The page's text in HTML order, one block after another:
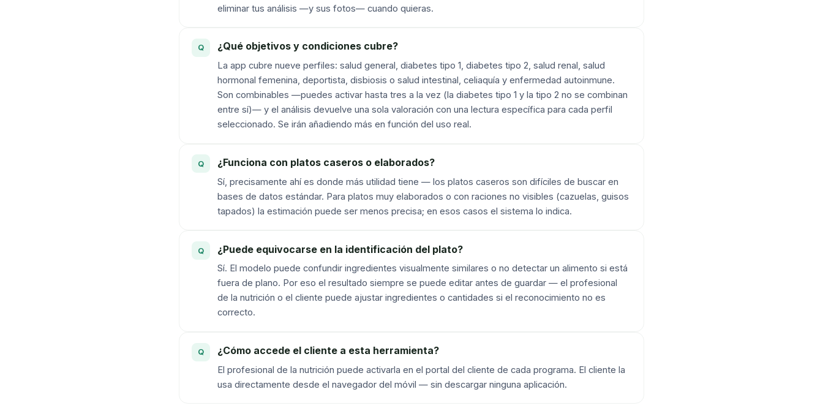
eliminar tus análisis —y sus fotos— cuando quieras.
¿Qué objetivos y condiciones cubre?
La app cubre nueve perfiles: salud general, diabetes tipo 1, diabetes tipo 2, salud renal, salud
hormonal femenina, deportista, disbiosis o salud intestinal, celiaquía y enfermedad autoinmune.
Son combinables —puedes activar hasta tres a la vez (la diabetes tipo 1 y la tipo 2 no se combinan
entre sí)— y el análisis devuelve una sola valoración con una lectura específica para cada perfil
seleccionado. Se irán añadiendo más en función del uso real.
¿Funciona con platos caseros o elaborados?
Sí, precisamente ahí es donde más utilidad tiene — los platos caseros son difíciles de buscar en
bases de datos estándar. Para platos muy elaborados o con raciones no visibles (cazuelas, guisos
tapados) la estimación puede ser menos precisa; en esos casos el sistema lo indica.
¿Puede equivocarse en la identificación del plato?
Sí. El modelo puede confundir ingredientes visualmente similares o no detectar un alimento si está
fuera de plano. Por eso el resultado siempre se puede editar antes de guardar — el profesional
de la nutrición o el cliente puede ajustar ingredientes o cantidades si el reconocimiento no es
correcto.
¿Cómo accede el cliente a esta herramienta?
El profesional de la nutrición puede activarla en el portal del cliente de cada programa. El cliente la
usa directamente desde el navegador del móvil — sin descargar ninguna aplicación.